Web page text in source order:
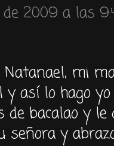
de 2009 a las
mi
y así lo hago
bacalao y le
señora y